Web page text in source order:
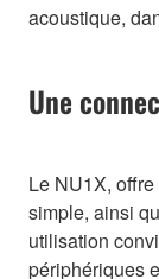
acoustique,
Une
Le NU1X,
simple, ainsi
utilisation
périphériques